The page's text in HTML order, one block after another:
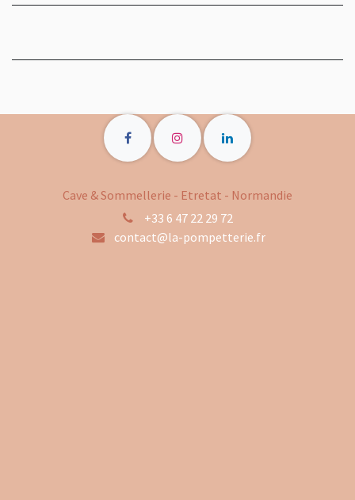
Cave & Sommellerie - Etretat - Normandie
+33 6 47 22 29 72
contact@la-pompetterie.fr